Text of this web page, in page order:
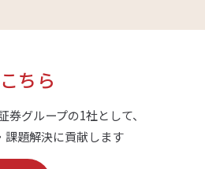
ちら
グループの1社として、
課題解決に貢献します